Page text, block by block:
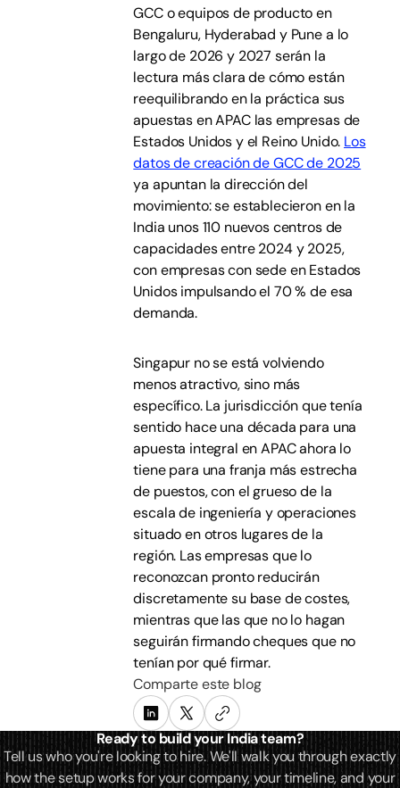
GCC o equipos de producto en
Bengaluru, Hyderabad y Pune a lo
largo de 2026 y 2027 serán la
lectura más clara de cómo están
reequilibrando en la práctica sus
apuestas en APAC las empresas de
Estados Unidos y el Reino Unido. Los
datos de creación de GCC de 2025
ya apuntan la dirección del
movimiento: se establecieron en la
India unos 110 nuevos centros de
capacidades entre 2024 y 2025,
con empresas con sede en Estados
Unidos impulsando el 70 % de esa
demanda.
Singapur no se está volviendo
menos atractivo, sino más
específico. La jurisdicción que tenía
sentido hace una década para una
apuesta integral en APAC ahora lo
tiene para una franja más estrecha
de puestos, con el grueso de la
escala de ingeniería y operaciones
situado en otros lugares de la
región. Las empresas que lo
reconozcan pronto reducirán
discretamente su base de costes,
mientras que las que no lo hagan
seguirán firmando cheques que no
tenían por qué firmar.
Comparte este blog
Ready to build your India team?
Tell us who you're looking to hire. We'll walk you through exactly
how the setup works for your company, your timeline, and your